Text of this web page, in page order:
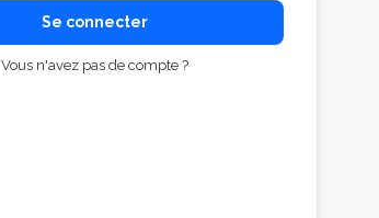
Se connecter
Vous n'avez pas de compte ?